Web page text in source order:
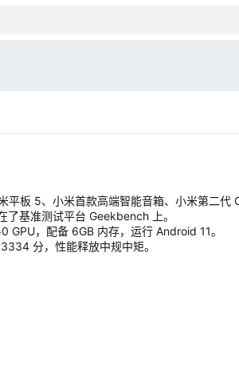
板 5、小米首款高端智能音箱、小米第二代
基准测试平台 Geekbench 上。
，配备 6GB 内存，运行 Android 11。
分，性能释放中规中矩。